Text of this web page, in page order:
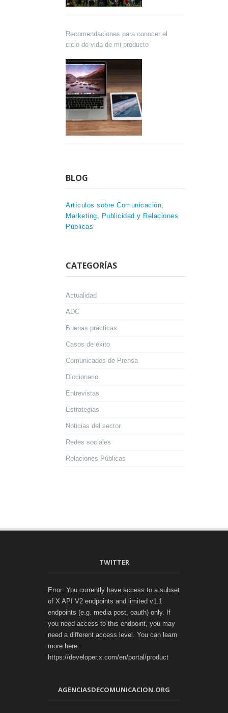
Recomendaciones para conocer el
ciclo de vida de mi producto
BLOG
Artículos sobre Comunicación,
Marketing, Publicidad y Relaciones
Públicas
CATEGORÍAS
Actualidad
ADC
Buenas prácticas
Casos de éxito
Comunicados de Prensa
Diccionario
Entrevistas
Estrategias
Noticias del sector
Redes sociales
Relaciones Públicas
TWITTER
Error: You currently have access to a subset
of X API V2 endpoints and limited v1.1
endpoints (e.g. media post, oauth) only. If
you need access to this endpoint, you may
need a different access level. You can learn
more here:
https://developer.x.com/en/portal/product
AGENCIASDECOMUNICACION.ORG